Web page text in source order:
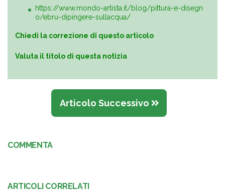
https://www.mondo-artista.it/blog/pittura-e-disegn
o/ebru-dipingere-sullacqua/
Chiedi la correzione di questo articolo
Valuta il titolo di questa notizia
Articolo Successivo
COMMENTA
ARTICOLI CORRELATI